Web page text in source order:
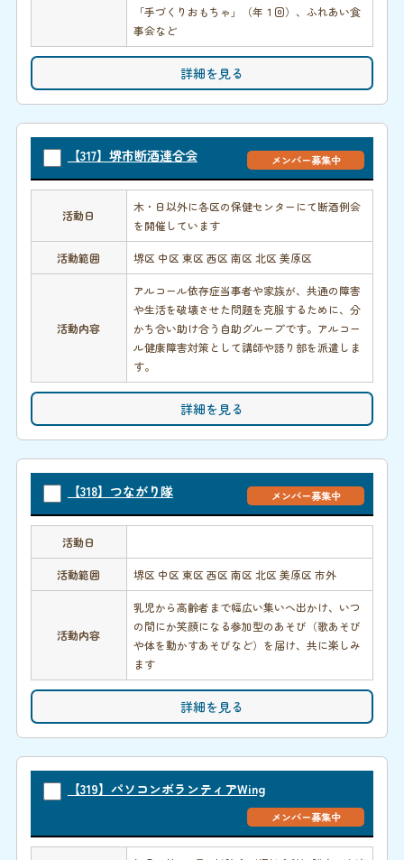
「手づくりおもちゃ」（年１回）、ふれあい食
事会など
詳細を見る
【317】堺市断酒連合会 メンバー募集中
活動日
木・日以外に各区の保健センターにて断酒例会
を開催しています
活動範囲 堺区 中区 東区 西区 南区 北区 美原区
活動内容
アルコール依存症当事者や家族が、共通の障害
や生活を破壊させた問題を克服するために、分
かち合い助け合う自助グループです。アルコー
ル健康障害対策として講師や語り部を派遣しま
す。
詳細を見る
【318】つながり隊 メンバー募集中
活動日
活動範囲 堺区 中区 東区 西区 南区 北区 美原区 市外
活動内容
乳児から高齢者まで幅広い集いへ出かけ、いつ
の間にか笑顔になる参加型のあそび（歌あそび
や体を動かすあそびなど）を届け、共に楽しみ
ます
詳細を見る
【319】パソコンボランティアWing
メンバー募集中